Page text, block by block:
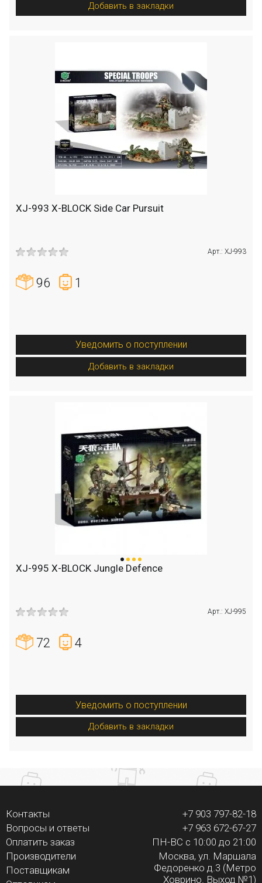
Добавить в закладки
XJ-993 X-BLOCK Side Car Pursuit
Арт.: XJ-993
96 1
Уведомить о поступлении
Добавить в закладки
XJ-995 X-BLOCK Jungle Defence
Арт.: XJ-995
72 4
Уведомить о поступлении
Добавить в закладки
Контакты
Вопросы и ответы
Оплатить заказ
Производители
Поставщикам
+7 903 797-82-18
+7 963 672-67-27
ПН-ВС с 10:00 до 21:00
Москва, ул. Маршала
Федоренко д.3 (Метро
Ховрино. Выход №1)